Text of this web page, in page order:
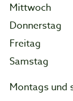
Mittwoch
Donnerstag
Freitag
Samstag
Montags und